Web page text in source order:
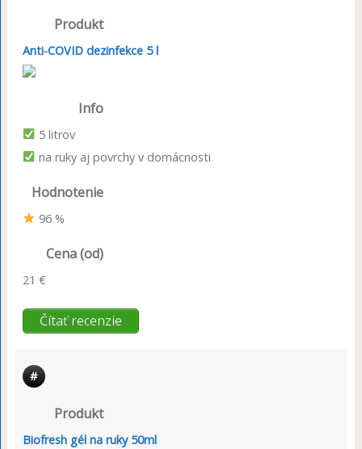
Produkt
Anti-COVID dezinfekce 5 l
Info
5 litrov
na ruky aj povrchy v domácnosti
Hodnotenie
96 %
Cena (od)
21 €
Čítať recenzie
#
Produkt
Biofresh gél na ruky 50ml